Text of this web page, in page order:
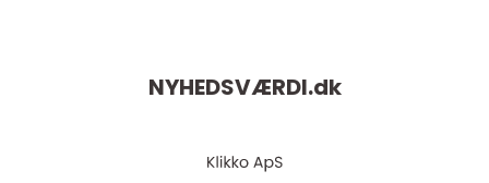
NYHEDSVÆRDI.dk